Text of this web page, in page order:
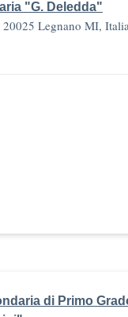
"G. Deledda"
20025 Legnano MI,
di Primo